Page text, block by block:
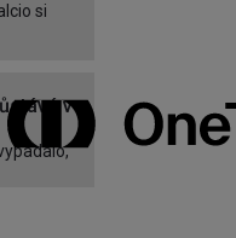
si
v